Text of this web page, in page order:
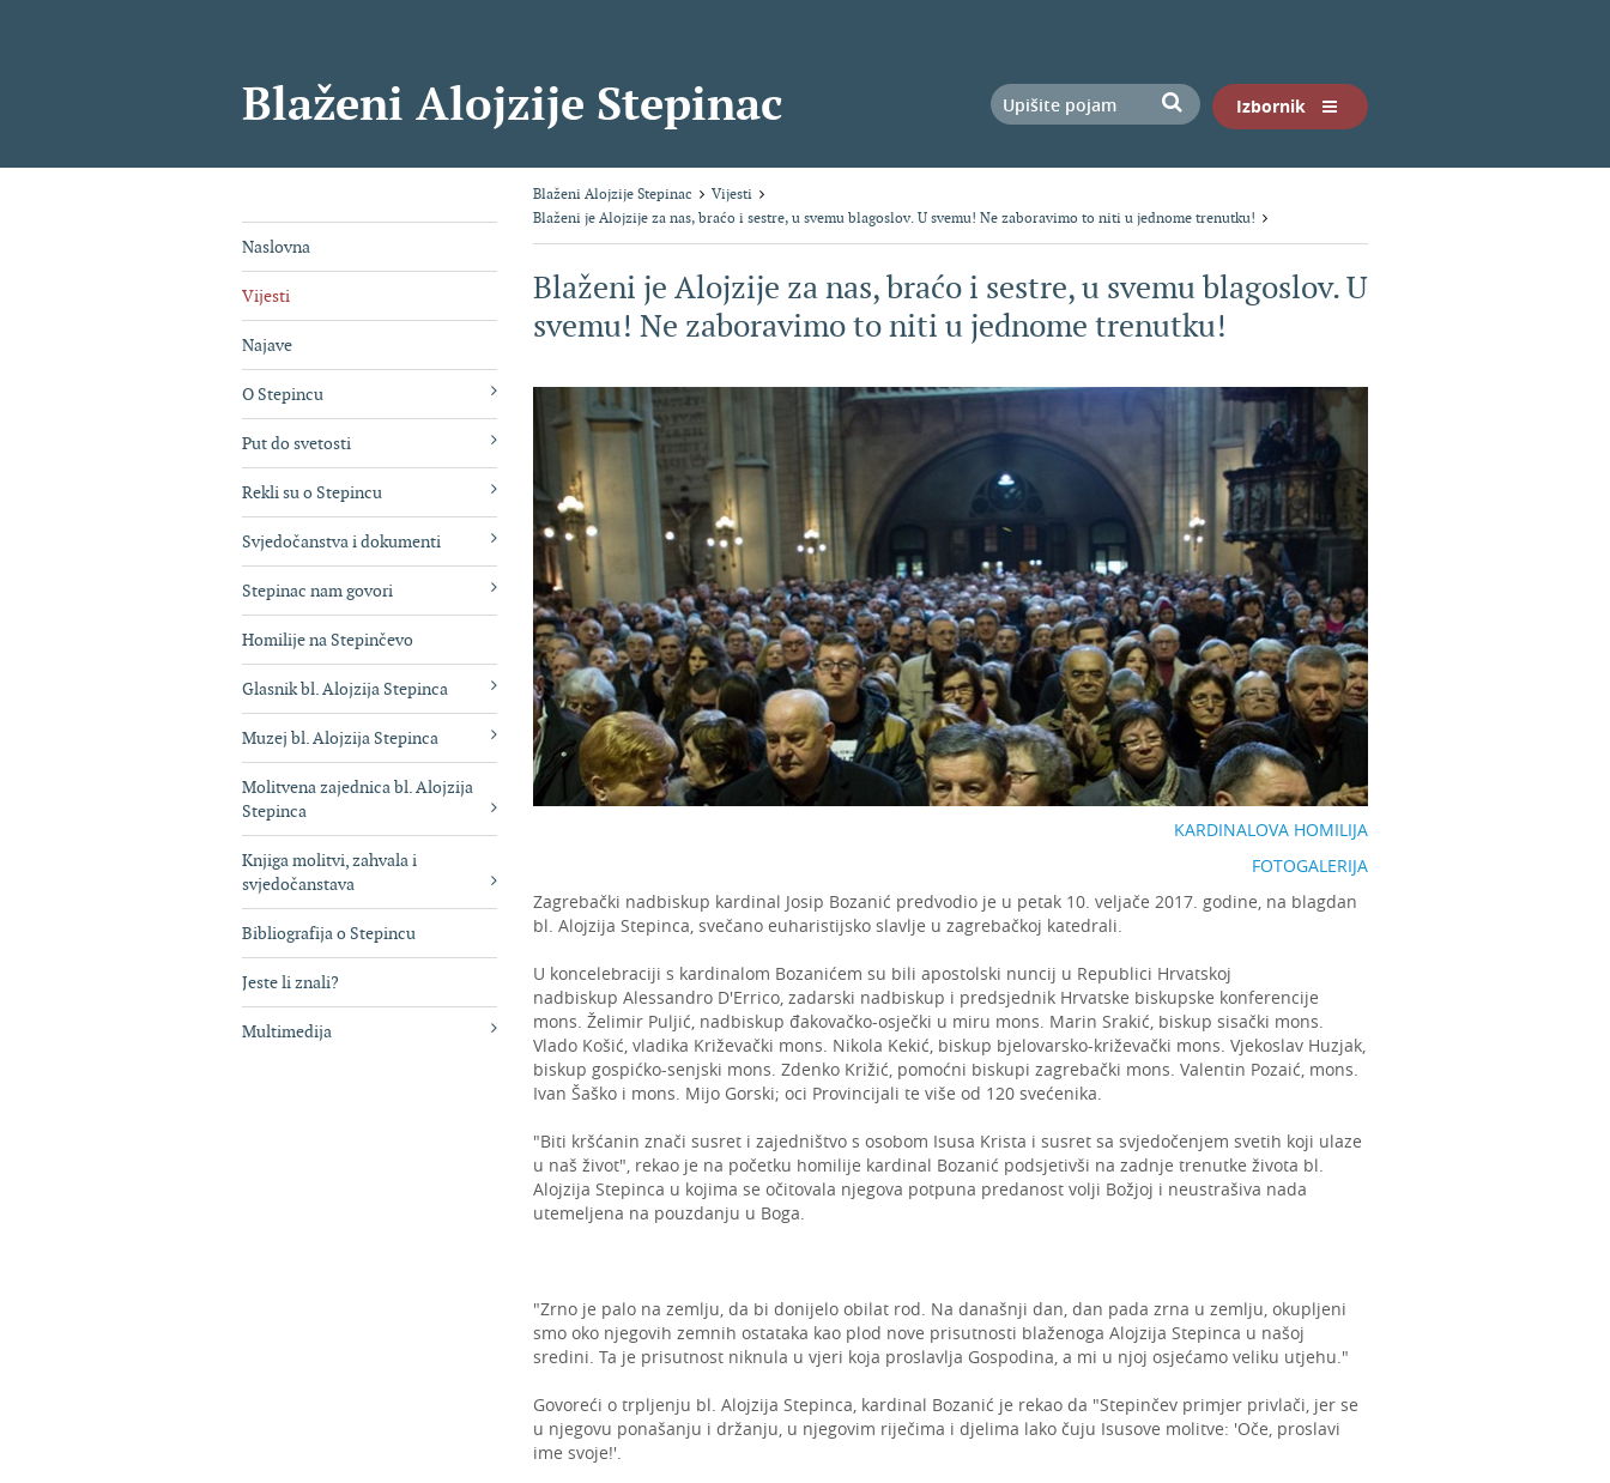
Blaženi Alojzije Stepinac Izbornik
Naslovna
Vijesti
Najave
O Stepincu
Put do svetosti
Rekli su o Stepincu
Svjedočanstva i dokumenti
Stepinac nam govori
Homilije na Stepinčevo
Glasnik bl. Alojzija Stepinca
Muzej bl. Alojzija Stepinca
Molitvena zajednica bl. Alojzija
Stepinca
Knjiga molitvi, zahvala i
svjedočanstava
Bibliografija o Stepincu
Jeste li znali?
Multimedija
Blaženi Alojzije Stepinac
Vijesti
Blaženi je Alojzije za nas, braćo i sestre, u svemu blagoslov. U svemu! Ne zaboravimo to niti u jednome trenutku!
Blaženi je Alojzije za nas, braćo i sestre, u svemu blagoslov. U
svemu! Ne zaboravimo to niti u jednome trenutku!
KARDINALOVA HOMILIJA
FOTOGALERIJA
Zagrebački nadbiskup kardinal Josip Bozanić predvodio je u petak 10. veljače 2017. godine, na blagdan
bl. Alojzija Stepinca, svečano euharistijsko slavlje u zagrebačkoj katedrali.
U koncelebraciji s kardinalom Bozanićem su bili apostolski nuncij u Republici Hrvatskoj
nadbiskup Alessandro D'Errico, zadarski nadbiskup i predsjednik Hrvatske biskupske konferencije
mons. Želimir Puljić, nadbiskup đakovačko-osječki u miru mons. Marin Srakić, biskup sisački mons.
Vlado Košić, vladika Križevački mons. Nikola Kekić, biskup bjelovarsko-križevački mons. Vjekoslav Huzjak,
biskup gospićko-senjski mons. Zdenko Križić, pomoćni biskupi zagrebački mons. Valentin Pozaić, mons.
Ivan Šaško i mons. Mijo Gorski; oci Provincijali te više od 120 svećenika.
"Biti kršćanin znači susret i zajedništvo s osobom Isusa Krista i susret sa svjedočenjem svetih koji ulaze
u naš život", rekao je na početku homilije kardinal Bozanić podsjetivši na zadnje trenutke života bl.
Alojzija Stepinca u kojima se očitovala njegova potpuna predanost volji Božjoj i neustrašiva nada
utemeljena na pouzdanju u Boga.
"Zrno je palo na zemlju, da bi donijelo obilat rod. Na današnji dan, dan pada zrna u zemlju, okupljeni
smo oko njegovih zemnih ostataka kao plod nove prisutnosti blaženoga Alojzija Stepinca u našoj
sredini. Ta je prisutnost niknula u vjeri koja proslavlja Gospodina, a mi u njoj osjećamo veliku utjehu."
Govoreći o trpljenju bl. Alojzija Stepinca, kardinal Bozanić je rekao da "Stepinčev primjer privlači, jer se
u njegovu ponašanju i držanju, u njegovim riječima i djelima lako čuju Isusove molitve: 'Oče, proslavi
ime svoje!'.